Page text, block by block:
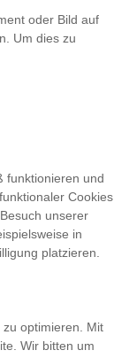
oder Bild auf
Um dies zu
funktionieren und
Cookies
unserer
in
platzieren.
optimieren. Mit
Wir bitten um